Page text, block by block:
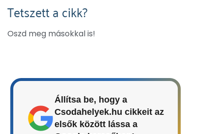
Tetszett a cikk?
Oszd meg másokkal is!
Állítsa be, hogy a
Csodahelyek.hu cikkeit az
elsők között lássa a